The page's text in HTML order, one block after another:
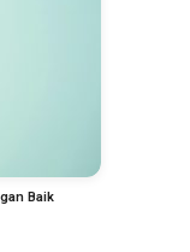
Baik